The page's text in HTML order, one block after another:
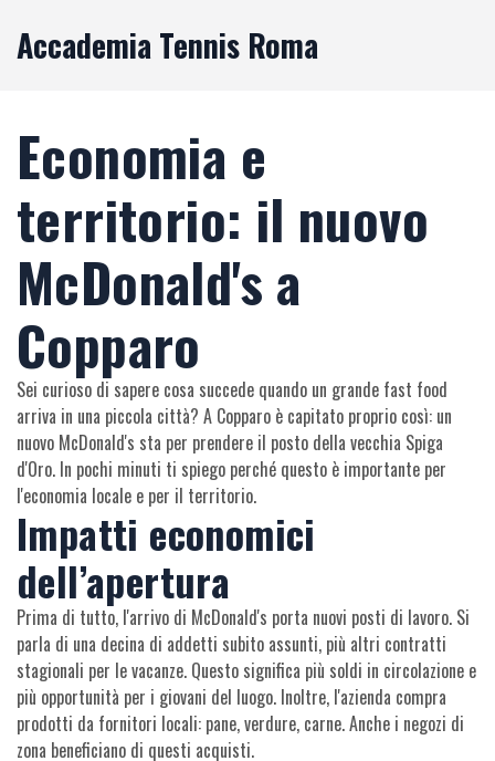
Accademia Tennis Roma
Economia e
territorio: il nuovo
McDonald's a
Copparo
Sei curioso di sapere cosa succede quando un grande fast food
arriva in una piccola città? A Copparo è capitato proprio così: un
nuovo McDonald's sta per prendere il posto della vecchia Spiga
d'Oro. In pochi minuti ti spiego perché questo è importante per
l'economia locale e per il territorio.
Impatti economici
dell’apertura
Prima di tutto, l'arrivo di McDonald's porta nuovi posti di lavoro. Si
parla di una decina di addetti subito assunti, più altri contratti
stagionali per le vacanze. Questo significa più soldi in circolazione e
più opportunità per i giovani del luogo. Inoltre, l'azienda compra
prodotti da fornitori locali: pane, verdure, carne. Anche i negozi di
zona beneficiano di questi acquisti.